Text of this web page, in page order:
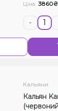
Ціна: 3860₴
-
Кальяни
Кальян